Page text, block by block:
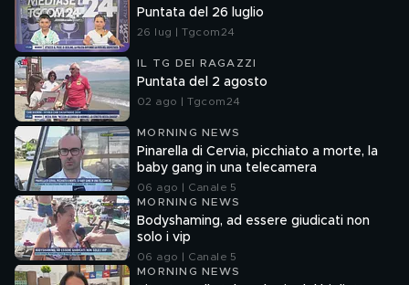
Puntata del 26 luglio
26 lug | Tgcom24
IL TG DEI RAGAZZI
Puntata del 2 agosto
02 ago | Tgcom24
MORNING NEWS
Pinarella di Cervia, picchiato a morte, la
baby gang in una telecamera
06 ago | Canale 5
MORNING NEWS
Bodyshaming, ad essere giudicati non
solo i vip
06 ago | Canale 5
MORNING NEWS